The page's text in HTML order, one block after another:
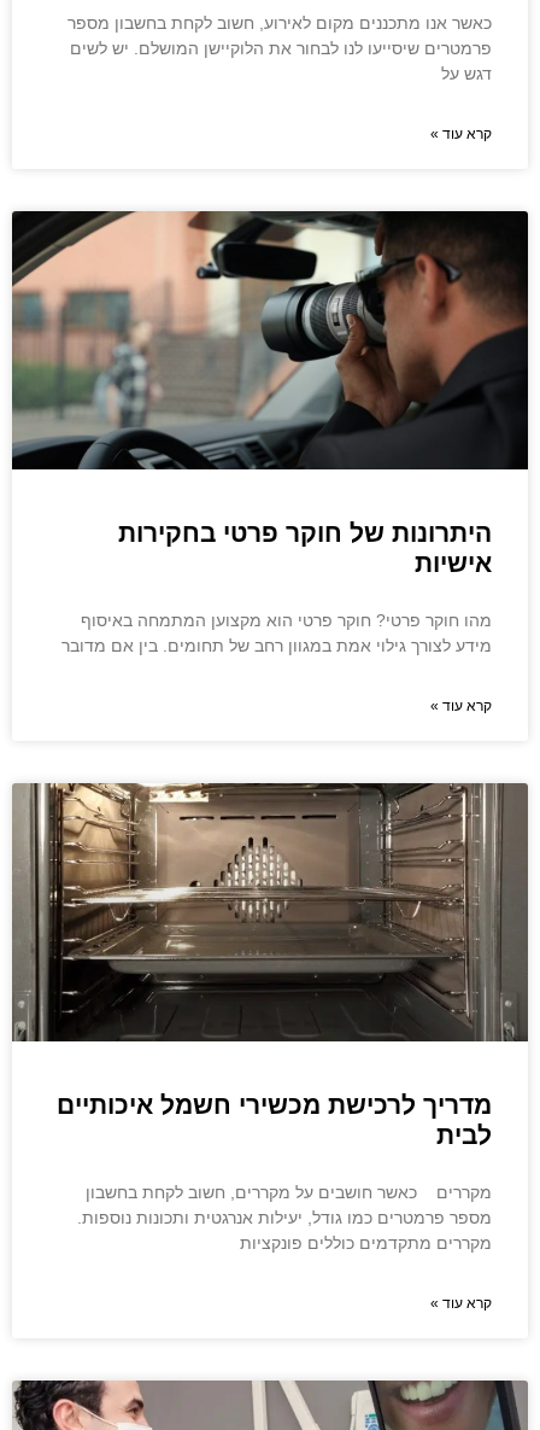
כאשר אנו מתכננים מקום לאירוע, חשוב לקחת בחשבון מספר
פרמטרים שיסייעו לנו לבחור את הלוקיישן המושלם. יש לשים
דגש על
קרא עוד »
היתרונות של חוקר פרטי בחקירות
אישיות
מהו חוקר פרטי? חוקר פרטי הוא מקצוען המתמחה באיסוף
מידע לצורך גילוי אמת במגוון רחב של תחומים. בין אם מדובר
קרא עוד »
מדריך לרכישת מכשירי חשמל איכותיים
לבית
מקררים כאשר חושבים על מקררים, חשוב לקחת בחשבון
מספר פרמטרים כמו גודל, יעילות אנרגטית ותכונות נוספות.
מקררים מתקדמים כוללים פונקציות
קרא עוד »